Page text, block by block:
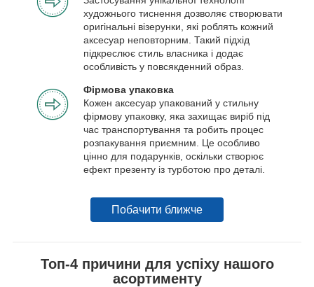
художнього тиснення дозволяє створювати
оригінальні візерунки, які роблять кожний
аксесуар неповторним. Такий підхід
підкреслює стиль власника і додає
особливість у повсякденний образ.
Фірмова упаковка
Кожен аксесуар упакований у стильну
фірмову упаковку, яка захищає виріб під
час транспортування та робить процес
розпакування приємним. Це особливо
цінно для подарунків, оскільки створює
ефект презенту із турботою про деталі.
Побачити ближче
Топ-4 причини для успіху нашого
асортименту